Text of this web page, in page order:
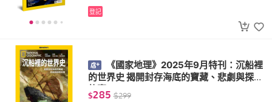
登記
《國家地理》2025年9月特刊：沉船裡
的世界史 揭開封存海底的寶藏、悲劇與探險
故事
$285 $299